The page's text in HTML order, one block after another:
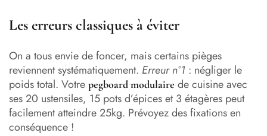
Les erreurs classiques à éviter
On a tous envie de foncer, mais certains pièges
reviennent systématiquement. Erreur n°1 : négliger le
poids total. Votre pegboard modulaire de cuisine avec
ses 20 ustensiles, 15 pots d’épices et 3 étagères peut
facilement atteindre 25kg. Prévoyez des fixations en
conséquence !